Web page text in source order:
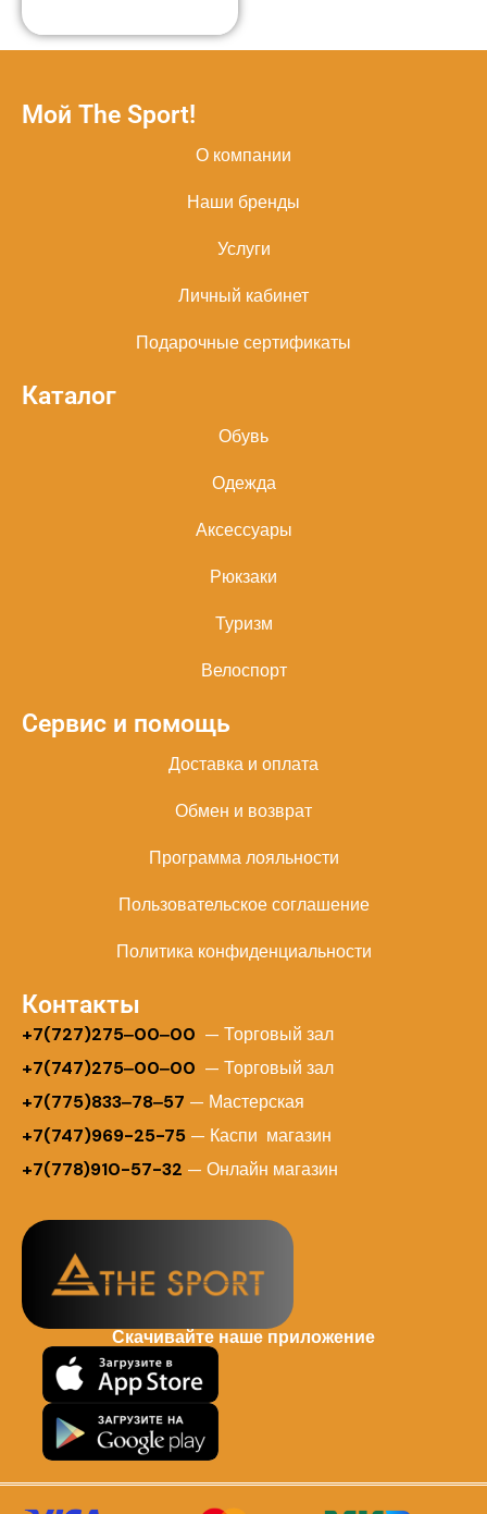
Мой The Sport!
О компании
Наши бренды
Услуги
Личный кабинет
Подарочные сертификаты
Каталог
Обувь
Одежда
Аксессуары
Рюкзаки
Туризм
Велоспорт
Сервис и помощь
Доставка и оплата
Обмен и возврат
Программа лояльности
Пользовательское соглашение
Политика конфиденциальности
Контакты
+7(727)275‒00‒00 — Торговый зал
+7(747)275‒00‒00 — Торговый зал
+7(775)833‒78‒57 — Мастерская
+7(747)969-25-75 — Каспи магазин
+7(778)910-57-32 — Онлайн магазин
Скачивайте наше приложение